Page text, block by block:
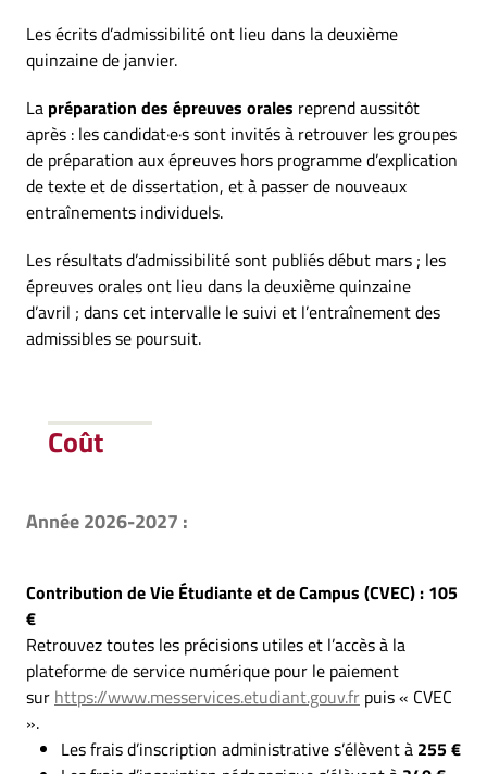
Les écrits d’admissibilité ont lieu dans la deuxième
quinzaine de janvier.
La préparation des épreuves orales reprend aussitôt
après : les candidat·e·s sont invités à retrouver les groupes
de préparation aux épreuves hors programme d’explication
de texte et de dissertation, et à passer de nouveaux
entraînements individuels.
Les résultats d’admissibilité sont publiés début mars ; les
épreuves orales ont lieu dans la deuxième quinzaine
d’avril ; dans cet intervalle le suivi et l’entraînement des
admissibles se poursuit.
Coût
Année 2026-2027 :
Contribution de Vie Étudiante et de Campus (CVEC) : 105
€
Retrouvez toutes les précisions utiles et l’accès à la
plateforme de service numérique pour le paiement
sur https://www.messervices.etudiant.gouv.fr puis « CVEC
».
Les frais d’inscription administrative s’élèvent à 255 €